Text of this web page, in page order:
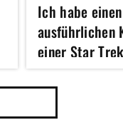
Ich habe
ausführlichen
einer Star
Sekunden zu